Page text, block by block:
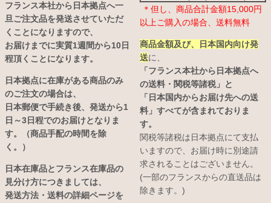
フランス本社から日本拠点へ一
旦ご注文品を発送させていただ
くことになりますので、
お届けまでに実質1週間から10日
程頂くことになります。
日本拠点に在庫がある商品のみ
のご注文の場合は、
日本郵便で手続き後、発送から1
日～3日程でのお届けとなりま
す。（商品手配の時間を除
く。）
日本在庫品とフランス在庫品の
見分け方につきましては、
発送方法・送料の詳細ページを
＊但し、商品合計金額15,000円
以上ご購入の場合、送料無料
商品金額及び、日本国内向け発
送に、
「フランス本社から日本拠点へ
の送料・関税等諸税」と
「日本国内からお届け先への送
料」すべてが含まれておりま
す。
関税等諸税は日本拠点にて支払
いますので、お届け時に別途請
求されることはございません。
(一部のフランスからの直送品は
除きます。)